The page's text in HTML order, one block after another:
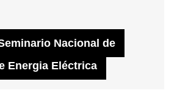
Nacional de
Energia Eléctrica